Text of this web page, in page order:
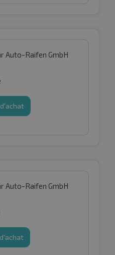
Auto-Raifen GmbH
Auto-Raifen GmbH